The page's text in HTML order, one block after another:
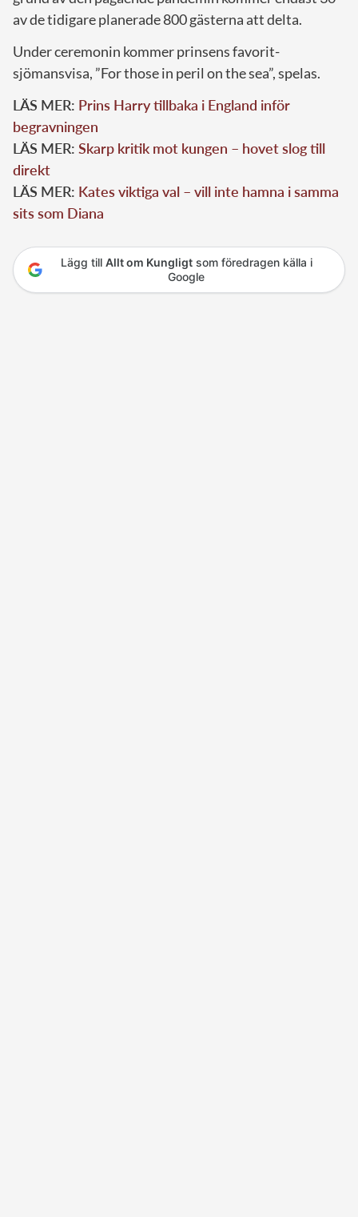
av de tidigare planerade 800 gästerna att delta.
Under ceremonin kommer prinsens favorit-
sjömansvisa, ”For those in peril on the sea”, spelas.
LÄS MER: Prins Harry tillbaka i England inför
begravningen
LÄS MER: Skarp kritik mot kungen – hovet slog till
direkt
LÄS MER: Kates viktiga val – vill inte hamna i samma
sits som Diana
Lägg till Allt om Kungligtsom föredragen källa i
Google